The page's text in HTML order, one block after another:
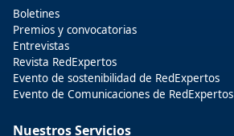
Boletines
Premios y convocatorias
Entrevistas
Revista RedExpertos
Evento de sostenibilidad de RedExpertos
Evento de Comunicaciones de RedExpertos
Nuestros Servicios